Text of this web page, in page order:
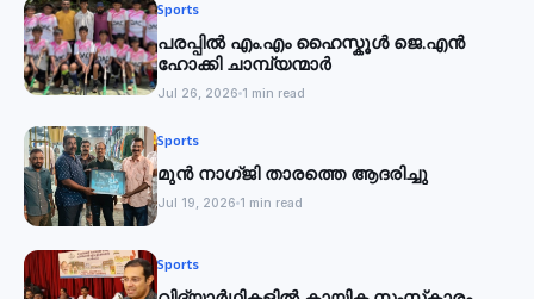
Sports
പരപ്പിൽ എം.എം ഹൈസ്കൂൾ ജെ.എൻ
ഹോക്കി ചാമ്പ്യന്മാർ
Jul 26, 2026 1 min read
Sports
മുൻ നാഗ്ജി താരത്തെ ആദരിച്ചു
Jul 19, 2026 1 min read
Sports